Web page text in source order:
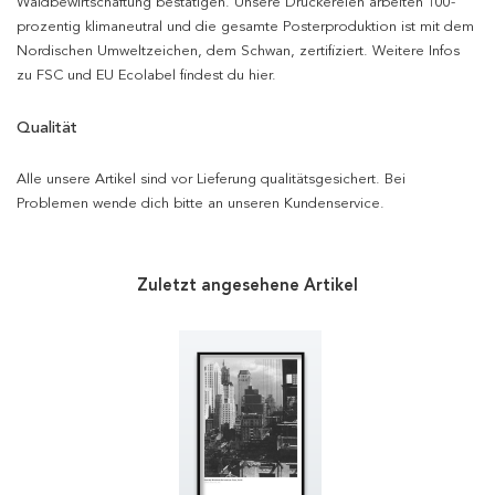
prozentig klimaneutral und die gesamte Posterproduktion ist mit dem
Nordischen Umweltzeichen, dem Schwan, zertifiziert. Weitere Infos
zu FSC und EU Ecolabel findest du hier.
Qualität
Alle unsere Artikel sind vor Lieferung qualitätsgesichert. Bei
Problemen wende dich bitte an unseren Kundenservice.
Zuletzt angesehene Artikel